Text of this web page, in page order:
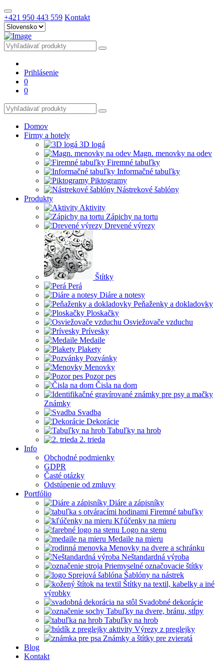
+421 950 443 559 Kontakt
Prihlásenie
0
0
Domov
Firmy a hotely
3D logá
Magn. menovky na odev
Firemné tabuľky
Informačné tabuľky
Piktogramy
Nástrekové šablóny
Produkty
Aktivity
Zápichy na tortu
Drevené výrezy
Štítky
Perá
Diáre a notesy
Peňaženky a dokladovky
Ploskačky
Osviežovače vzduchu
Prívesky
Medaile
Plakety
Pozvánky
Menovky
Pozor pes
Čisla na dom
Známky
Svadba
Dekorácie
Tabuľky na hrob
2. trieda
Info
Obchodné podmienky
GDPR
Časté otázky
Odstúpenie od zmluvy
Portfólio
Diáre a zápisníky
Firemné tabuľky
Kľúčenky na mieru
Logo na stenu
Medaile na mieru
Menovky na dvere a schránku
Neštandardná výroba
Priemyselné označovacie štítky
Šablóny na nástrek
Štítky na textil, kabelky a iné
výrobky
Svadobné dekorácie
Tabuľky na dvere, bránu, stĺpy
Tabuľky na hrob
Výrezy z preglejky
Známky a štítky pre zvieratá
Blog
Kontakt